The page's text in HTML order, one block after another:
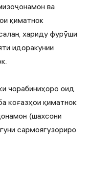
ва
қиматнок
хариду фурӯши
идоракунии
чорабиниҳоро оид
коғазҳои қиматнок
(шахсони
сармоягузориро